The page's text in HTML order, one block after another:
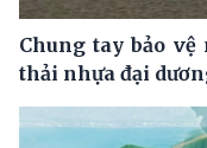
Chung tay bảo
thải nhựa đại